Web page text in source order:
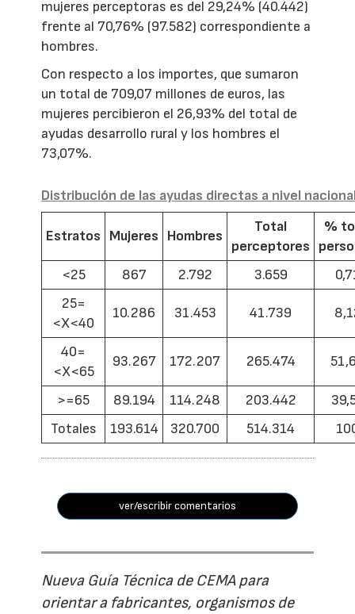
mujeres perceptoras es del 29,24% (40.442)
frente al 70,76% (97.582) correspondiente a
hombres.
Con respecto a los importes, que sumaron
un total de 709,07 millones de euros, las
mujeres percibieron el 26,93% del total de
ayudas desarrollo rural y los hombres el
73,07%.
Distribución de las ayudas directas a nivel
Estratos Mujeres Hombres
Total
perceptores
%
<25
867 2.792 3.659
25=
<X<40
10.286 31.453 41.739
40=
<X<65
93.267 172.207 265.474
>=65 89.194 114.248 203.442
Totales
193.614 320.700 514.314
ver/escribir comentarios
Nueva Guía Técnica de CEMA para
orientar a fabricantes, organismos de